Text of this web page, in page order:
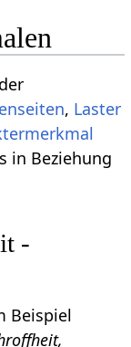
, Laster
in Beziehung
-
Beispiel